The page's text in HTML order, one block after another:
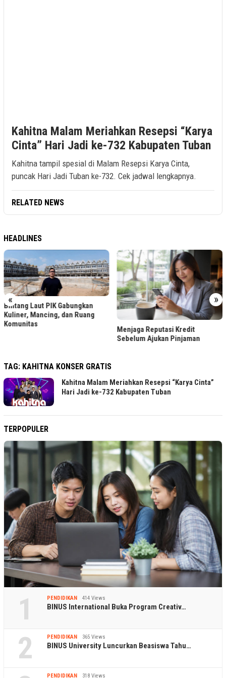
Kahitna Malam Meriahkan Resepsi “Karya
Cinta” Hari Jadi ke-732 Kabupaten Tuban
Kahitna tampil spesial di Malam Resepsi Karya Cinta,
puncak Hari Jadi Tuban ke-732. Cek jadwal lengkapnya.
RELATED NEWS
HEADLINES
« »
Bintang Laut PIK Gabungkan
Kuliner, Mancing, dan Ruang
Komunitas
Menjaga Reputasi Kredit
Sebelum Ajukan Pinjaman
TAG: KAHITNA KONSER GRATIS
Kahitna Malam Meriahkan Resepsi “Karya Cinta”
Hari Jadi ke-732 Kabupaten Tuban
TERPOPULER
1 PENDIDIKAN 414 Views
BINUS International Buka Program Creativ…
2 PENDIDIKAN 365 Views
BINUS University Luncurkan Beasiswa Tahu…
PENDIDIKAN 318 Views